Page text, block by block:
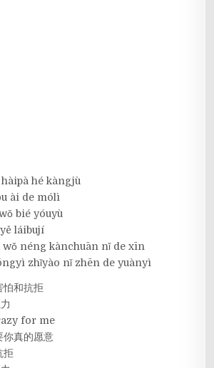
hé kàngjù
ài de mólì
bié yóuyù
láibují
wǒ néng kànchuān nǐ de xīn
zhǐyào nǐ zhēn de yuànyì
和抗拒
for me
你真的愿意
拒